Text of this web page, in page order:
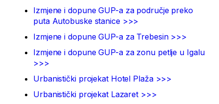
Izmjene i dopune GUP-a za područje preko
puta Autobuske stanice >>>
Izmjene i dopune GUP-a za Trebesin >>>
Izmjene i dopune GUP-a za zonu petlje u Igalu
>>>
Urbanistički projekat Hotel Plaža >>>
Urbanistički projekat Lazaret >>>